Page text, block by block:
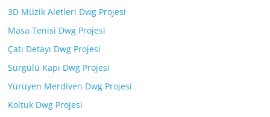
3D Müzik Aletleri Dwg Projesi
Masa Tenisi Dwg Projesi
Çatı Detayı Dwg Projesi
Sürgülü Kapı Dwg Projesi
Yürüyen Merdiven Dwg Projesi
Koltuk Dwg Projesi